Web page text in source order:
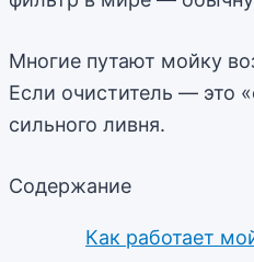
Многие путают мойку
Если очиститель — это
сильного ливня.
Содержание
Как работает